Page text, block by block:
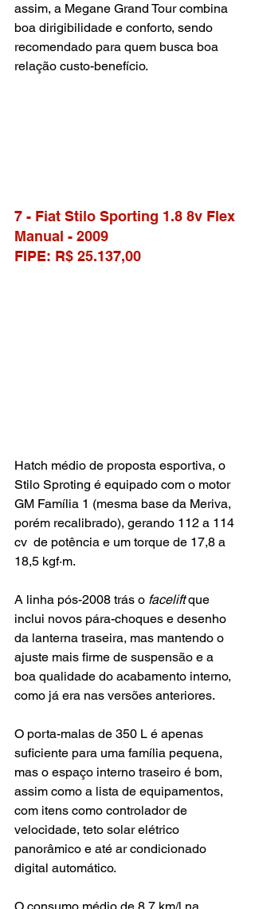
assim, a Megane Grand Tour combina
boa dirigibilidade e conforto, sendo
recomendado para quem busca boa
relação custo-benefício.
7 - Fiat Stilo Sporting 1.8 8v Flex
Manual - 2009
FIPE: R$ 25.137,00
Hatch médio de proposta esportiva, o
Stilo Sproting é equipado com o motor
GM Família 1 (mesma base da Meriva,
porém recalibrado), gerando 112 a 114
cv  de potência e um torque de 17,8 a
18,5 kgf·m.
A linha pós-2008 trás o facelift que
inclui novos pára-choques e desenho
da lanterna traseira, mas mantendo o
ajuste mais firme de suspensão e a
boa qualidade do acabamento interno,
como já era nas versões anteriores.
O porta-malas de 350 L é apenas
suficiente para uma família pequena,
mas o espaço interno traseiro é bom,
assim como a lista de equipamentos,
com itens como controlador de
velocidade, teto solar elétrico
panorâmico e até ar condicionado
digital automático.